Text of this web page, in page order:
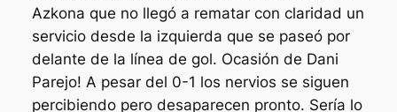
Azkona que no llegó a rematar con claridad un
servicio desde la izquierda que se paseó por
delante de la línea de gol. Ocasión de Dani
Parejo! A pesar del 0-1 los nervios se siguen
percibiendo pero desaparecen pronto. Sería lo